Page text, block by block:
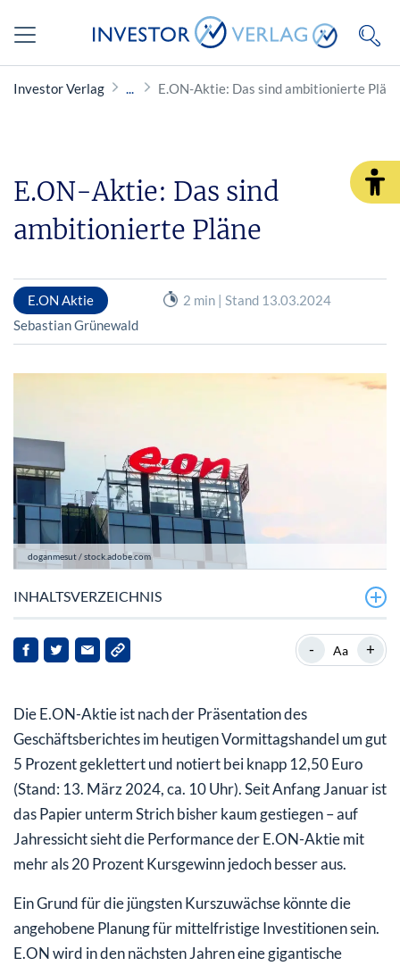
Investor Verlag E.ON-Aktie: Das sind ambitionierte Pläne
E.ON-Aktie: Das sind
ambitionierte Pläne
E.ON Aktie
2 min | Stand 13.03.2024
Sebastian Grünewald
doganmesut / stock.adobe.com
INHALTSVERZEICHNIS
E.ON mit insgesamt sehr guten Zahlen
- Aa +
Die E.ON-Aktie ist nach der Präsentation des
Geschäftsberichtes im heutigen Vormittagshandel um gut
5 Prozent geklettert und notiert bei knapp 12,50 Euro
(Stand: 13. März 2024, ca. 10 Uhr). Seit Anfang Januar ist
das Papier unterm Strich bisher kaum gestiegen – auf
Jahressicht sieht die Performance der E.ON-Aktie mit
mehr als 20 Prozent Kursgewinn jedoch besser aus.
Ein Grund für die jüngsten Kurszuwächse könnte die
angehobene Planung für mittelfristige Investitionen sein.
E.ON wird in den nächsten Jahren eine gigantische